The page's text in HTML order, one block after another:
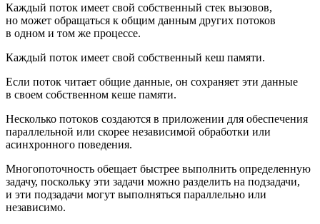
Каждый поток имеет свой собственный стек вызовов,
но может обращаться к общим данным других потоков
в одном и том же процессе.
Каждый поток имеет свой собственный кеш памяти.
Если поток читает общие данные, он сохраняет эти данные
в своем собственном кеше памяти.
Несколько потоков создаются в приложении для обеспечения
параллельной или скорее независимой обработки или
асинхронного поведения.
Многопоточность обещает быстрее выполнить определенную
задачу, поскольку эти задачи можно разделить на подзадачи,
и эти подзадачи могут выполняться параллельно или
независимо.